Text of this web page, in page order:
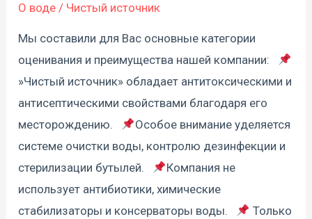
О воде / Чистый источник
Мы составили для Вас основные категории
оценивания и преимущества нашей компании:⠀
»Чистый источник» обладает антитоксическими и
антисептическими свойствами благодаря его
месторождению.⠀
Особое внимание уделяется
системе очистки воды, контролю дезинфекции и
стерилизации бутылей.⠀
Компания не
использует антибиотики, химические
стабилизаторы и консерваторы воды.⠀
Только
нас?